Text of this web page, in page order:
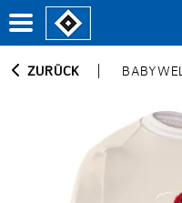
ZURÜCK